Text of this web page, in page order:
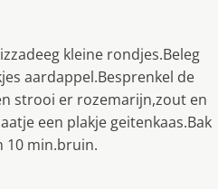
kleine rondjes.Beleg
aardappel.Besprenkel de
strooi er rozemarijn,zout en
een plakje geitenkaas.Bak
10 min.bruin.